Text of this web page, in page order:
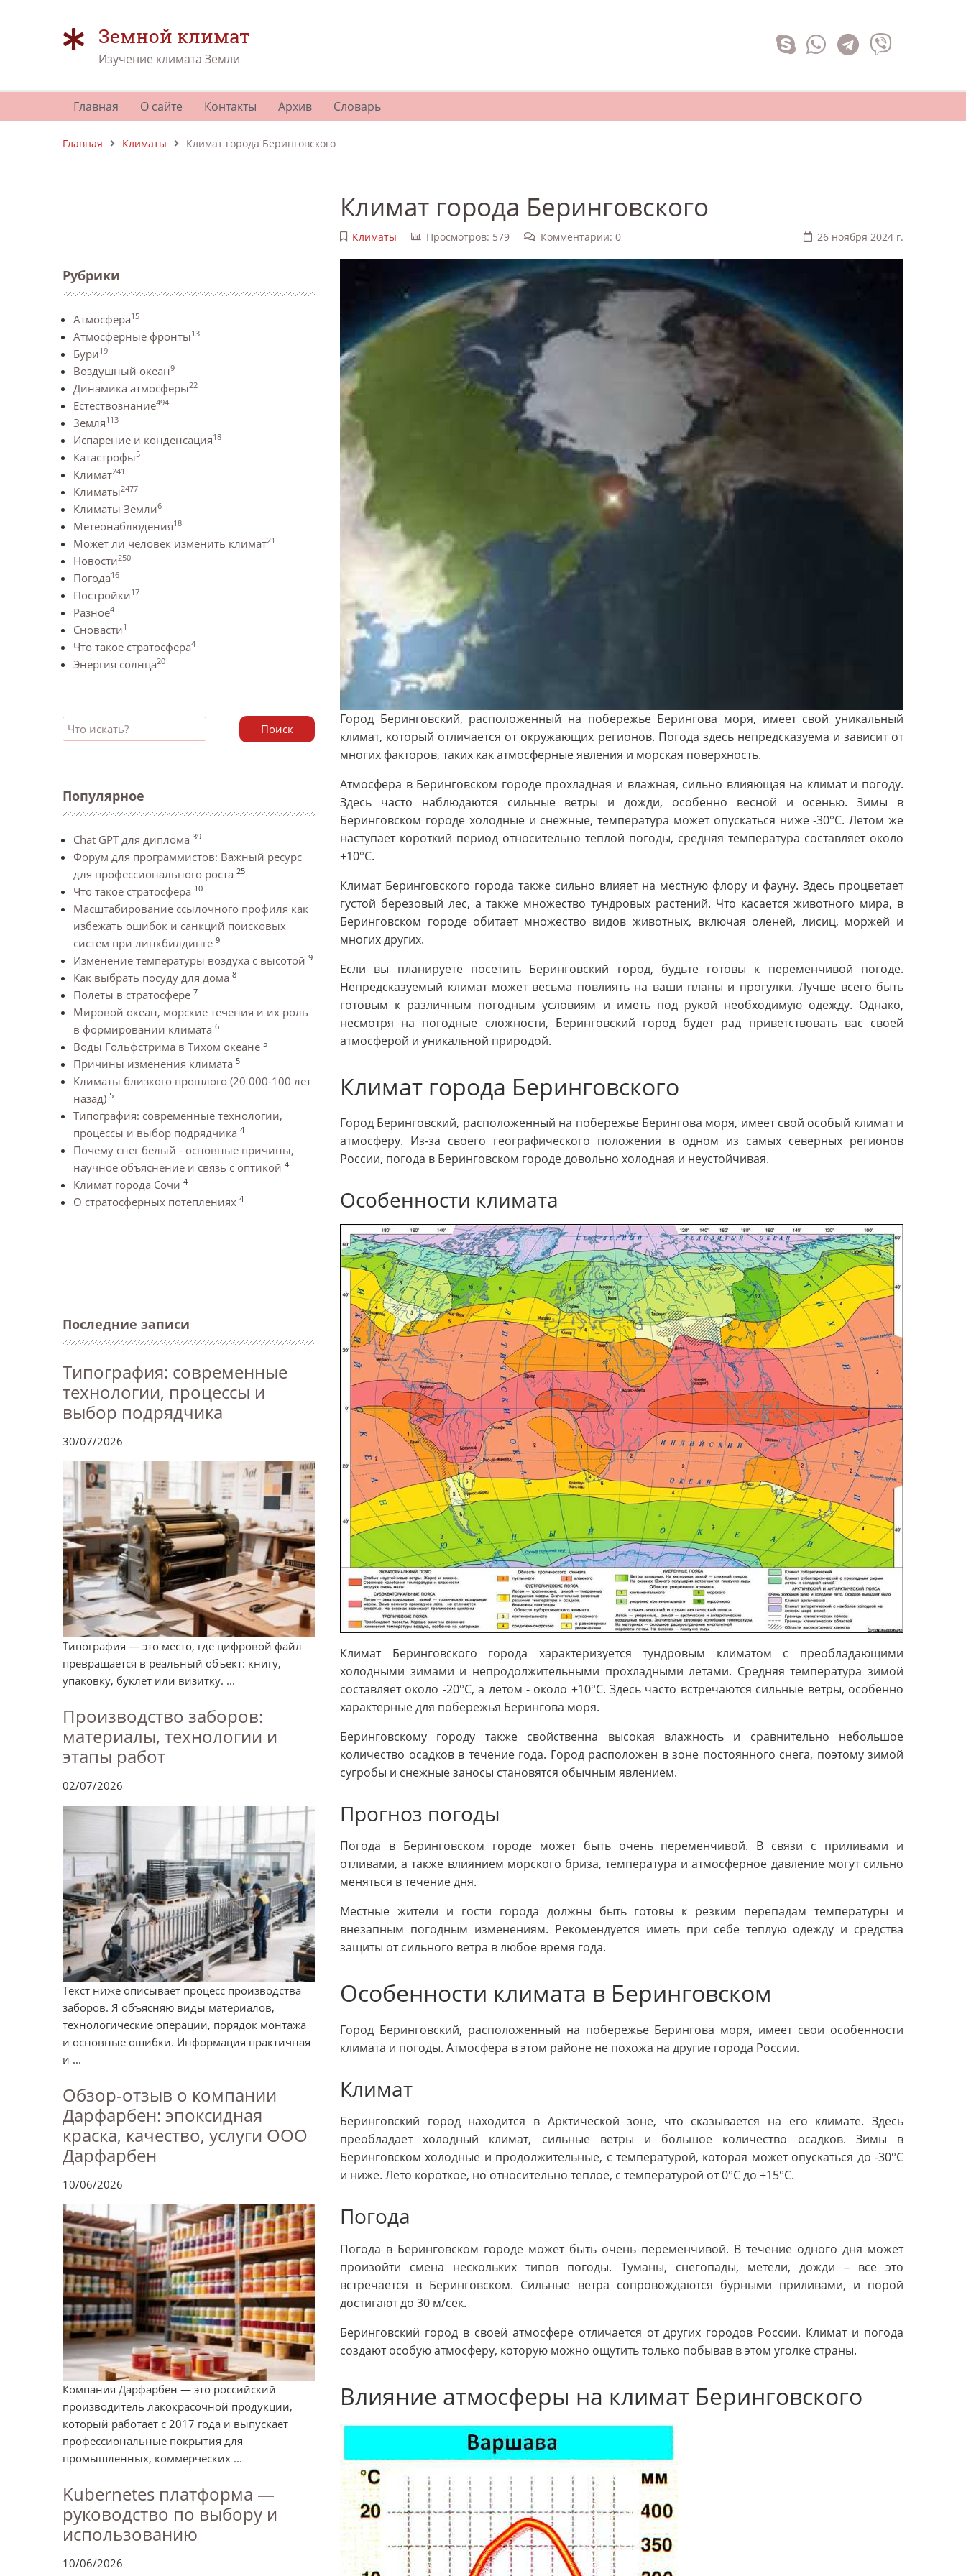
Земной климат
Изучение климата Земли
Главная О сайте Контакты Архив Словарь
Главная Климаты Климат города Беринговского
Рубрики
Атмосфера15
Атмосферные фронты13
Бури19
Воздушный океан9
Динамика атмосферы22
Естествознание494
Земля113
Испарение и конденсация18
Катастрофы5
Климат241
Климаты2477
Климаты Земли6
Метеонаблюдения18
Может ли человек изменить климат21
Новости250
Погода16
Постройки17
Разное4
Сновасти1
Что такое стратосфера4
Энергия солнца20
Поиск
Популярное
Chat GPT для диплома 39
Форум для программистов: Важный ресурс
для профессионального роста 25
Что такое стратосфера 10
Масштабирование ссылочного профиля как
избежать ошибок и санкций поисковых
систем при линкбилдинге 9
Изменение температуры воздуха с высотой 9
Как выбрать посуду для дома 8
Полеты в стратосфере 7
Мировой океан, морские течения и их роль
в формировании климата 6
Воды Гольфстрима в Тихом океане 5
Причины изменения климата 5
Климаты близкого прошлого (20 000-100 лет
назад) 5
Типография: современные технологии,
процессы и выбор подрядчика 4
Почему снег белый - основные причины,
научное объяснение и связь с оптикой 4
Климат города Сочи 4
О стратосферных потеплениях 4
Последние записи
Типография: современные
технологии, процессы и
выбор подрядчика
30/07/2026
Типография — это место, где цифровой файл
превращается в реальный объект: книгу,
упаковку, буклет или визитку. ...
Производство заборов:
материалы, технологии и
этапы работ
02/07/2026
Текст ниже описывает процесс производства
заборов. Я объясняю виды материалов,
технологические операции, порядок монтажа
и основные ошибки. Информация практичная
и ...
Обзор-отзыв о компании
Дарфарбен: эпоксидная
краска, качество, услуги ООО
Дарфарбен
10/06/2026
Компания Дарфарбен — это российский
производитель лакокрасочной продукции,
который работает с 2017 года и выпускает
профессиональные покрытия для
промышленных, коммерческих ...
Kubernetes платформа —
руководство по выбору и
использованию
10/06/2026
Климат города Беринговского
Климаты Просмотров: 579 Комментарии: 0 26 ноября 2024 г.
Город Беринговский, расположенный на побережье Берингова моря, имеет свой уникальный
климат, который отличается от окружающих регионов. Погода здесь непредсказуема и зависит от
многих факторов, таких как атмосферные явления и морская поверхность.
Атмосфера в Беринговском городе прохладная и влажная, сильно влияющая на климат и погоду.
Здесь часто наблюдаются сильные ветры и дожди, особенно весной и осенью. Зимы в
Беринговском городе холодные и снежные, температура может опускаться ниже -30°C. Летом же
наступает короткий период относительно теплой погоды, средняя температура составляет около
+10°C.
Климат Беринговского города также сильно влияет на местную флору и фауну. Здесь процветает
густой березовый лес, а также множество тундровых растений. Что касается животного мира, в
Беринговском городе обитает множество видов животных, включая оленей, лисиц, моржей и
многих других.
Если вы планируете посетить Беринговский город, будьте готовы к переменчивой погоде.
Непредсказуемый климат может весьма повлиять на ваши планы и прогулки. Лучше всего быть
готовым к различным погодным условиям и иметь под рукой необходимую одежду. Однако,
несмотря на погодные сложности, Беринговский город будет рад приветствовать вас своей
атмосферой и уникальной природой.
Климат города Беринговского
Город Беринговский, расположенный на побережье Берингова моря, имеет свой особый климат и
атмосферу. Из-за своего географического положения в одном из самых северных регионов
России, погода в Беринговском городе довольно холодная и неустойчивая.
Особенности климата
Климат Беринговского города характеризуется тундровым климатом с преобладающими
холодными зимами и непродолжительными прохладными летами. Средняя температура зимой
составляет около -20°C, а летом - около +10°C. Здесь часто встречаются сильные ветры, особенно
характерные для побережья Берингова моря.
Беринговскому городу также свойственна высокая влажность и сравнительно небольшое
количество осадков в течение года. Город расположен в зоне постоянного снега, поэтому зимой
сугробы и снежные заносы становятся обычным явлением.
Прогноз погоды
Погода в Беринговском городе может быть очень переменчивой. В связи с приливами и
отливами, а также влиянием морского бриза, температура и атмосферное давление могут сильно
меняться в течение дня.
Местные жители и гости города должны быть готовы к резким перепадам температуры и
внезапным погодным изменениям. Рекомендуется иметь при себе теплую одежду и средства
защиты от сильного ветра в любое время года.
Особенности климата в Беринговском
Город Беринговский, расположенный на побережье Берингова моря, имеет свои особенности
климата и погоды. Атмосфера в этом районе не похожа на другие города России.
Климат
Беринговский город находится в Арктической зоне, что сказывается на его климате. Здесь
преобладает холодный климат, сильные ветры и большое количество осадков. Зимы в
Беринговском холодные и продолжительные, с температурой, которая может опускаться до -30°C
и ниже. Лето короткое, но относительно теплое, с температурой от 0°C до +15°C.
Погода
Погода в Беринговском городе может быть очень переменчивой. В течение одного дня может
произойти смена нескольких типов погоды. Туманы, снегопады, метели, дожди – все это
встречается в Беринговском. Сильные ветра сопровождаются бурными приливами, и порой
достигают до 30 м/сек.
Беринговский город в своей атмосфере отличается от других городов России. Климат и погода
создают особую атмосферу, которую можно ощутить только побывав в этом уголке страны.
Влияние атмосферы на климат Беринговского